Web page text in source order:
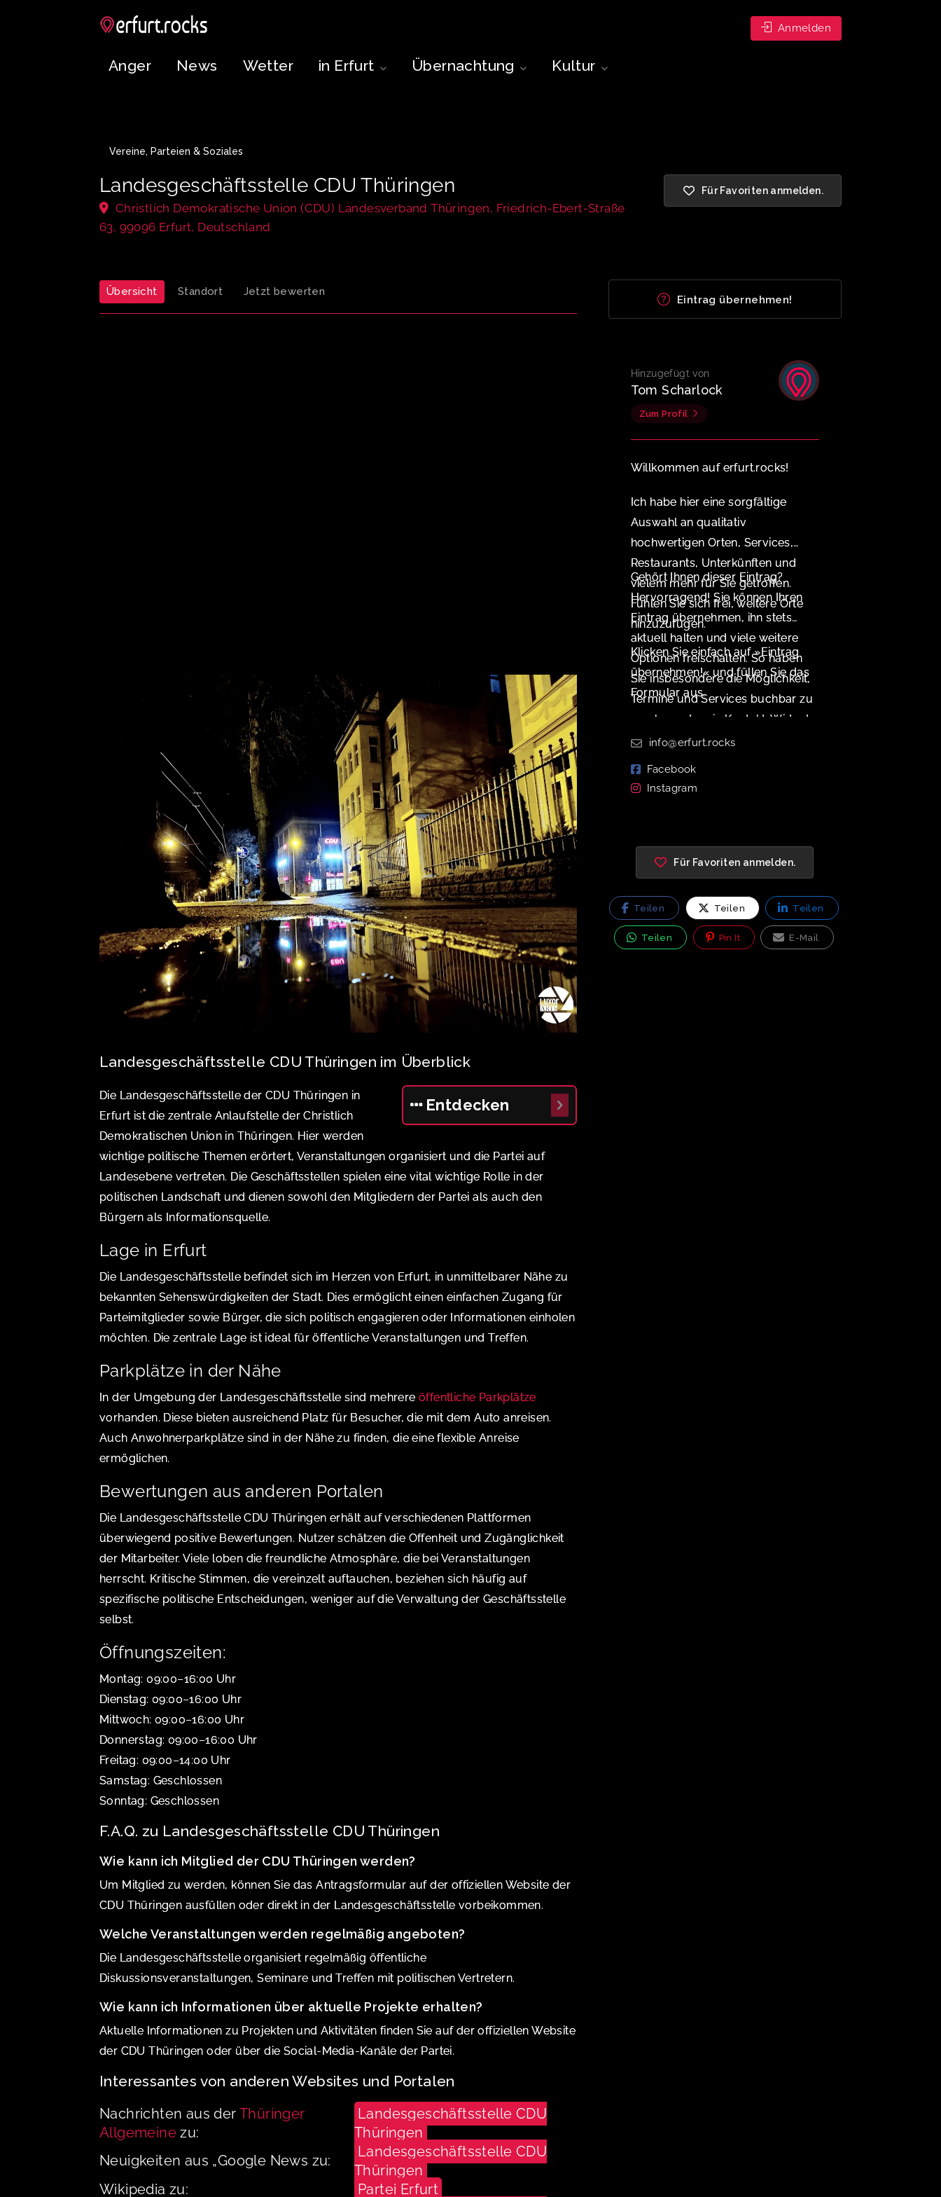
Anger News Wetter in Erfurt Übernachtung Kultur
Anmelden
Vereine, Parteien & Soziales
Landesgeschäftsstelle CDU Thüringen
Christlich Demokratische Union (CDU) Landesverband Thüringen, Friedrich-Ebert-Straße
63, 99096 Erfurt, Deutschland
Für Favoriten anmelden.
Übersicht Standort Jetzt bewerten
Landesgeschäftsstelle CDU Thüringen im Überblick
Entdecken
Die Landesgeschäftsstelle der CDU Thüringen in
Erfurt ist die zentrale Anlaufstelle der Christlich
Demokratischen Union in Thüringen. Hier werden
wichtige politische Themen erörtert, Veranstaltungen organisiert und die Partei auf
Landesebene vertreten. Die Geschäftsstellen spielen eine vital wichtige Rolle in der
politischen Landschaft und dienen sowohl den Mitgliedern der Partei als auch den
Bürgern als Informationsquelle.
Lage in Erfurt
Die Landesgeschäftsstelle befindet sich im Herzen von Erfurt, in unmittelbarer Nähe zu
bekannten Sehenswürdigkeiten der Stadt. Dies ermöglicht einen einfachen Zugang für
Parteimitglieder sowie Bürger, die sich politisch engagieren oder Informationen einholen
möchten. Die zentrale Lage ist ideal für öffentliche Veranstaltungen und Treffen.
Parkplätze in der Nähe
In der Umgebung der Landesgeschäftsstelle sind mehrere öffentliche Parkplätze
vorhanden. Diese bieten ausreichend Platz für Besucher, die mit dem Auto anreisen.
Auch Anwohnerparkplätze sind in der Nähe zu finden, die eine flexible Anreise
ermöglichen.
Bewertungen aus anderen Portalen
Die Landesgeschäftsstelle CDU Thüringen erhält auf verschiedenen Plattformen
überwiegend positive Bewertungen. Nutzer schätzen die Offenheit und Zugänglichkeit
der Mitarbeiter. Viele loben die freundliche Atmosphäre, die bei Veranstaltungen
herrscht. Kritische Stimmen, die vereinzelt auftauchen, beziehen sich häufig auf
spezifische politische Entscheidungen, weniger auf die Verwaltung der Geschäftsstelle
selbst.
Öffnungszeiten:
Montag: 09:00–16:00 Uhr
Dienstag: 09:00–16:00 Uhr
Mittwoch: 09:00–16:00 Uhr
Donnerstag: 09:00–16:00 Uhr
Freitag: 09:00–14:00 Uhr
Samstag: Geschlossen
Sonntag: Geschlossen
F.A.Q. zu Landesgeschäftsstelle CDU Thüringen
Wie kann ich Mitglied der CDU Thüringen werden?
Um Mitglied zu werden, können Sie das Antragsformular auf der offiziellen Website der
CDU Thüringen ausfüllen oder direkt in der Landesgeschäftsstelle vorbeikommen.
Welche Veranstaltungen werden regelmäßig angeboten?
Die Landesgeschäftsstelle organisiert regelmäßig öffentliche
Diskussionsveranstaltungen, Seminare und Treffen mit politischen Vertretern.
Wie kann ich Informationen über aktuelle Projekte erhalten?
Aktuelle Informationen zu Projekten und Aktivitäten finden Sie auf der offiziellen Website
der CDU Thüringen oder über die Social-Media-Kanäle der Partei.
Interessantes von anderen Websites und Portalen
Nachrichten aus der Thüringer
Allgemeine zu:
Landesgeschäftsstelle CDU
Thüringen
Neuigkeiten aus „Google News zu:
Landesgeschäftsstelle CDU
Thüringen
Wikipedia zu:
Partei Erfurt
Eintrag übernehmen!
Hinzugefügt von
Tom Scharlock
Zum Profil
Willkommen auf erfurt.rocks!
Ich habe hier eine sorgfältige
Auswahl an qualitativ
hochwertigen Orten, Services,
Restaurants, Unterkünften und
vielem mehr für Sie getroffen.
Fühlen Sie sich frei, weitere Orte
hinzuzufügen.
Gehört Ihnen dieser Eintrag?
Hervorragend! Sie können Ihren
Eintrag übernehmen, ihn stets
aktuell halten und viele weitere
Optionen freischalten. So haben
Sie insbesondere die Möglichkeit,
Termine und Services buchbar zu
machen oder ein Kontakt-Widget
zu aktivieren.
Klicken Sie einfach auf »Eintrag
übernehmen!« und füllen Sie das
Formular aus.
info@erfurt.rocks
Facebook
Instagram
Für Favoriten anmelden.
Teilen Teilen Teilen
Teilen Pin It E-Mail